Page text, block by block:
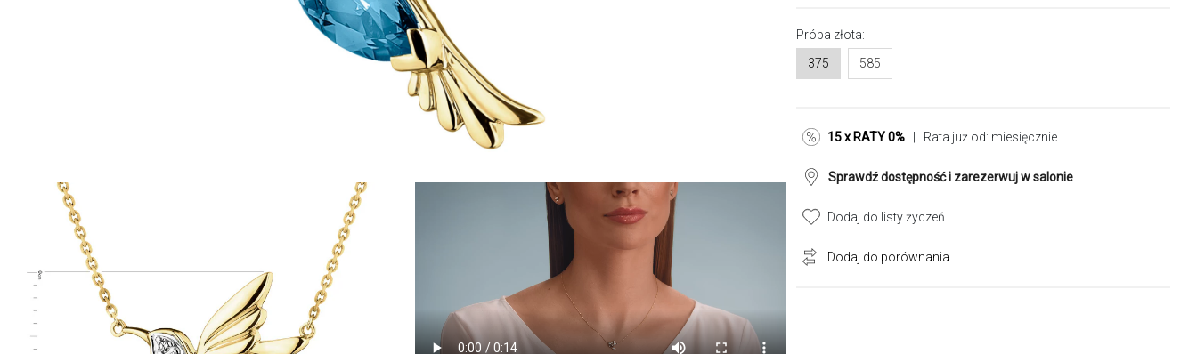
Próba złota:
375
585
15 x RATY 0% | Rata już od: miesięcznie
Sprawdź dostępność i zarezerwuj w salonie
Dodaj do listy życzeń
Dodaj do porównania